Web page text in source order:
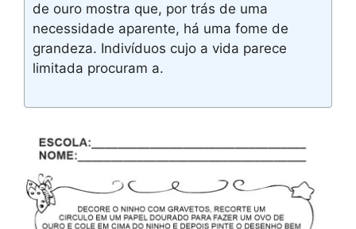
de ouro mostra que, por trás de uma
necessidade aparente, há uma fome de
grandeza. Indivíduos cujo a vida parece
limitada procuram a.